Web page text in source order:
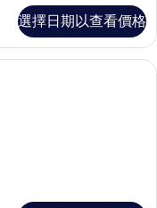
選擇日期以查看價格